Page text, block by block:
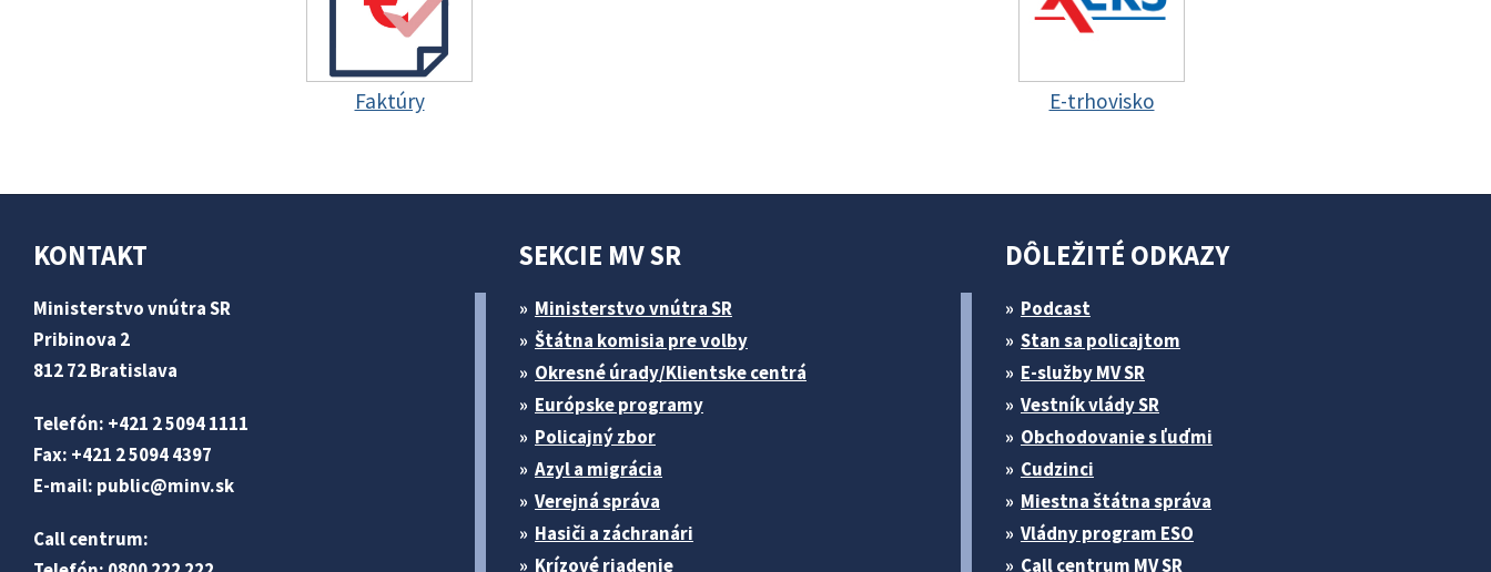
Faktúry E-trhovisko
KONTAKT
Ministerstvo vnútra SR
Pribinova 2
812 72 Bratislava
Telefón: +421 2 5094 1111
Fax: +421 2 5094 4397
E-mail: public@minv.sk
Call centrum:
SEKCIE MV SR
Ministerstvo vnútra SR
Štátna komisia pre volby
Okresné úrady/Klientske centrá
Európske programy
Policajný zbor
Azyl a migrácia
Verejná správa
Hasiči a záchranári
Krízové riadenie
DÔLEŽITÉ ODKAZY
Podcast
Stan sa policajtom
E-služby MV SR
Vestník vlády SR
Obchodovanie s ľuďmi
Cudzinci
Miestna štátna správa
Vládny program ESO
Call centrum MV SR